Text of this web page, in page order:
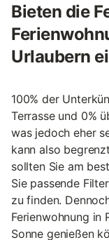
Bieten die
Urlaubern
100% der
Terrasse und 0%
was jedoch eher
kann also
sollten Sie am
Sie passende
zu finden.
Ferienwohnung in
Sonne genießen